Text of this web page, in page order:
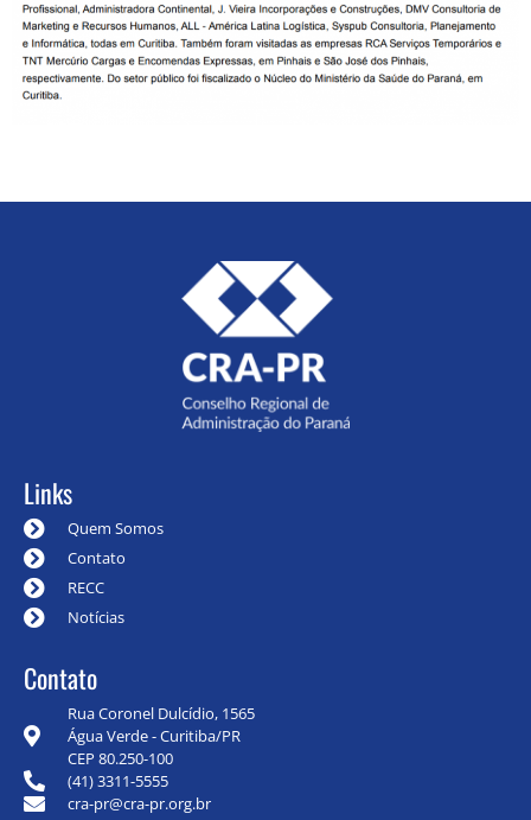
Links
Quem Somos
Contato
RECC
Notícias
Contato
Rua Coronel Dulcídio, 1565
Água Verde - Curitiba/PR
CEP 80.250-100
(41) 3311-5555
cra-pr@cra-pr.org.br